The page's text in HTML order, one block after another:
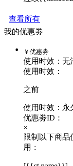
查看所有
我的优惠劵
￥ 优惠劵
使用时效： 无
使用时效：
之前
使用时效：永
优惠劵ID：
×
限制以下商品
用：